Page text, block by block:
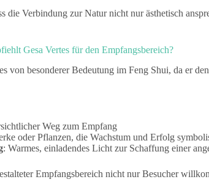
die Verbindung zur Natur nicht nur ästhetisch
Gesa Vertes für den Empfangsbereich?
von besonderer Bedeutung im Feng Shui, da er
Weg zum Empfang
oder Pflanzen, die Wachstum und Erfolg
: Warmes, einladendes Licht zur Schaffung einer
Empfangsbereich nicht nur Besucher